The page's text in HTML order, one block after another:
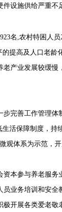
设施供给严重不
名 ,农村特困人员
提高及人口老龄
老产业发展较缓慢
完善工作管理体
生活保障制度，持
观体系为示范，
本参与养老服务
员业务培训和安全
极开展各类爱老敬